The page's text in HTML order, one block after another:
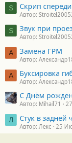
S Скрип
Автор:
S Звук при
Автор:
А Замена ГРМ
Автор:
А Буксировка
Автор:
С Днём
Автор: Mihail71
Л Стук в задней
Автор: Лекс 25